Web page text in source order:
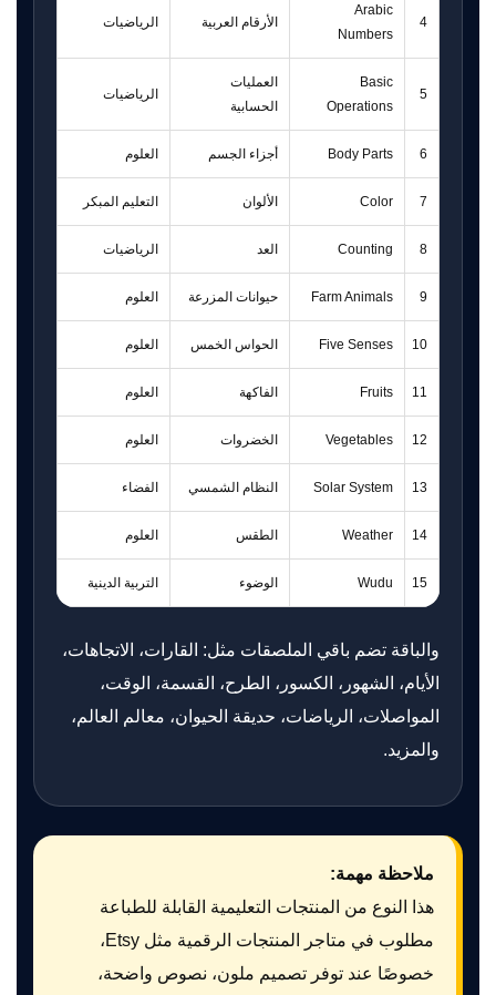
4
Arabic
Numbers
الأرقام العربية الرياضيات
5
Basic
Operations
العمليات
الحسابية
الرياضيات
6
Body Parts أجزاء الجسم العلوم
7
Color الألوان التعليم المبكر
8
Counting العد الرياضيات
9
Farm Animals حيوانات المزرعة العلوم
10
Five Senses الحواس الخمس العلوم
11
Fruits الفاكهة العلوم
12
Vegetables الخضروات العلوم
13
Solar System النظام الشمسي الفضاء
14
Weather الطقس العلوم
15
Wudu الوضوء التربية الدينية
والباقة تضم باقي الملصقات مثل: القارات، الاتجاهات،
الأيام، الشهور، الكسور، الطرح، القسمة، الوقت،
المواصلات، الرياضات، حديقة الحيوان، معالم العالم،
والمزيد.
ملاحظة مهمة:
هذا النوع من المنتجات التعليمية القابلة للطباعة
مطلوب في متاجر المنتجات الرقمية مثل Etsy،
خصوصًا عند توفر تصميم ملون، نصوص واضحة،